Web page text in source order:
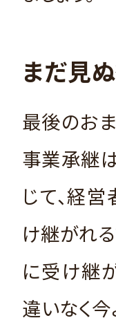
まだ見
最後のお
事業承継
じて、経
け継がれ
に受け継
違いなく今